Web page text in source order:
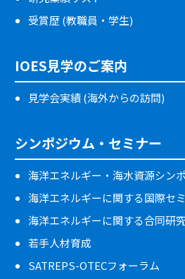
受賞歴 (教職員・学生)
IOES見学のご案内
見学会実績 (海外からの訪問)
シンポジウム・セミナー
海洋エネルギー・海水資源シン
海洋エネルギーに関する国際セ
海洋エネルギーに関する合同研
若手人材育成
SATREPS-OTECフォーラム